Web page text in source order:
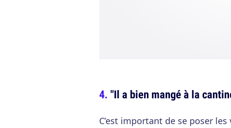
"Il a bien mangé à la
C’est important de se poser